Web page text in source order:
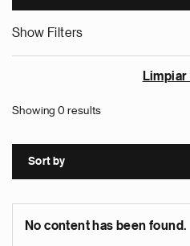
Show Filters
Showing 0 results
Sort by
No content has been found.